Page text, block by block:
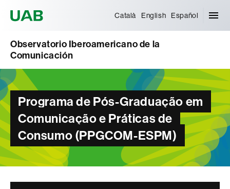
Català English Español
Observatorio Iberoamericano de la
Comunicación
Programa de Pós-Graduação em
Comunicação e Práticas de
Consumo (PPGCOM-ESPM)